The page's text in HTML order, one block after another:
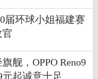
届环球小姐福建赛
官
舰，OPPO Reno9
起诚意十足